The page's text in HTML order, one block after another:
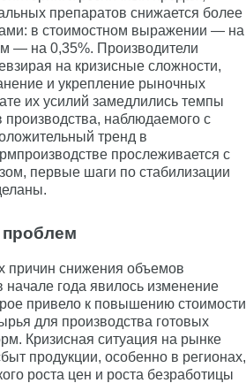
препаратов снижается более
в стоимостном выражении — на
— на 0,35%. Производители
на кризисные сложности,
и укрепление рыночных
их усилий замедлились темпы
наблюдаемого с
тренд в
прослеживается с
первые шаги по стабилизации
проблем
причин снижения объемов
начале года явилось изменение
привело к повышению стоимости
для производства готовых
Кризисная ситуация на рынке
продукции, особенно в регионах,
роста цен и роста безработицы